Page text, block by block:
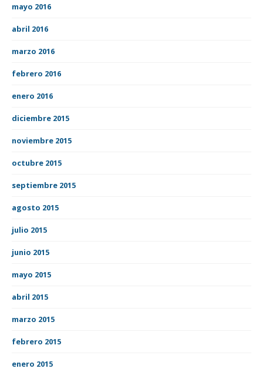
mayo 2016
abril 2016
marzo 2016
febrero 2016
enero 2016
diciembre 2015
noviembre 2015
octubre 2015
septiembre 2015
agosto 2015
julio 2015
junio 2015
mayo 2015
abril 2015
marzo 2015
febrero 2015
enero 2015